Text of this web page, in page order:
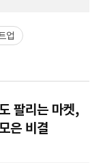
업
팔리는 마켓,
은 비결